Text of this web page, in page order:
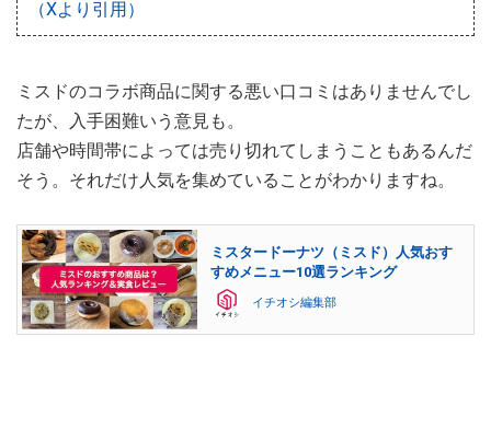
（Xより引用）
ミスドのコラボ商品に関する悪い口コミはありませんでし
たが、入手困難いう意見も。
店舗や時間帯によっては売り切れてしまうこともあるんだ
そう。それだけ人気を集めていることがわかりますね。
ミスタードーナツ（ミスド）人気おす
すめメニュー10選ランキング
イチオシ編集部